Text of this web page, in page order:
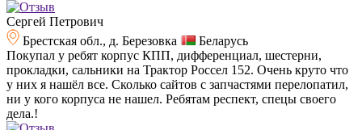
Сергей Петрович
Брестская обл., д. Березовка
Беларусь
Покупал у ребят корпус КПП, дифференциал, шестерни,
прокладки, сальники на Трактор Россел 152. Очень круто что
у них я нашёл все. Сколько сайтов с запчастями перелопатил,
ни у кого корпуса не нашел. Ребятам респект, спецы своего
дела.!